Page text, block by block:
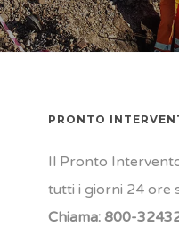
PRONTO
Il Pronto
tutti i giorni 24 ore
Chiama:800-